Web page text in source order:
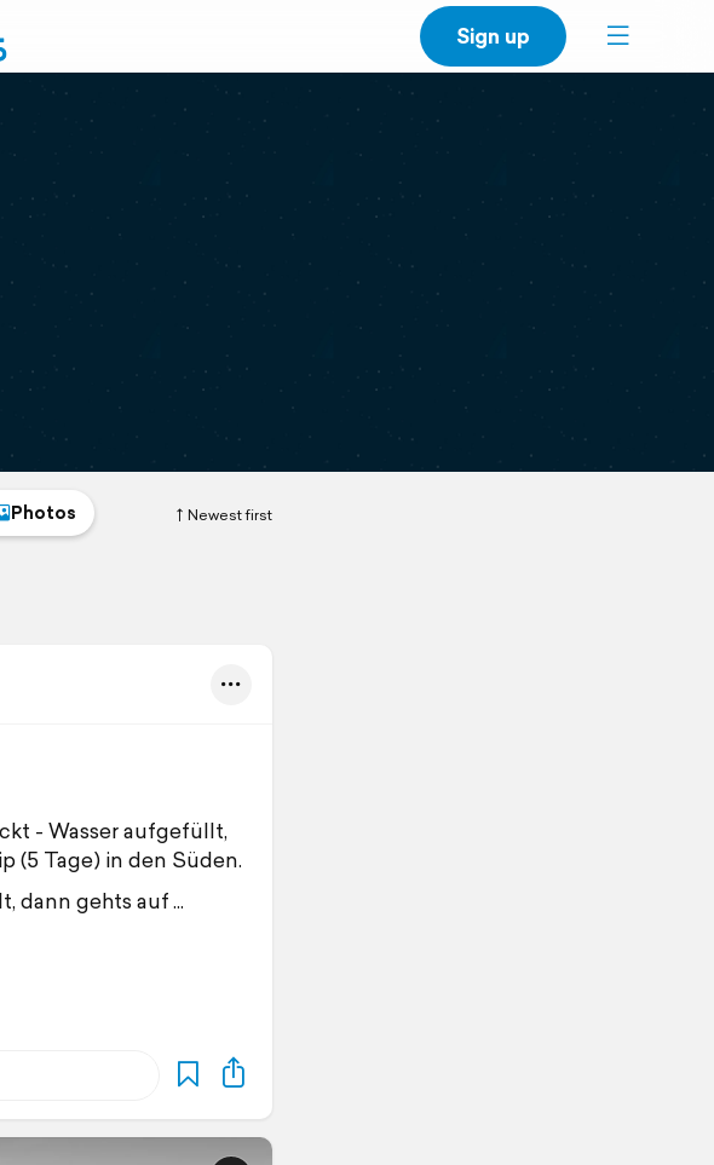
Sign up
Newest first
Photos
- Wasser aufgefüllt,
(5 Tage) in den Süden.
dann gehts auf